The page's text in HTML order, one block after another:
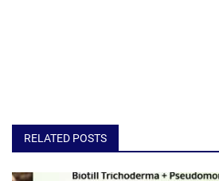
RELATED POSTS